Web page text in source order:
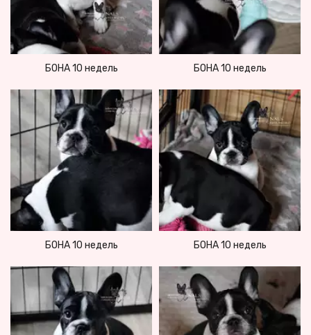
БОНА 10 недель БОНА 10 недель
БОНА 10 недель БОНА 10 недель